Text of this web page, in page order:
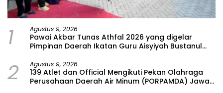
1 Agustus 9, 2026
Pawai Akbar Tunas Athfal 2026 yang digelar
Pimpinan Daerah Ikatan Guru Aisyiyah Bustanul
2 Agustus 9, 2026
139 Atlet dan Official Mengikuti Pekan Olahraga
Perusahaan Daerah Air Minum (PORPAMDA) Jawa